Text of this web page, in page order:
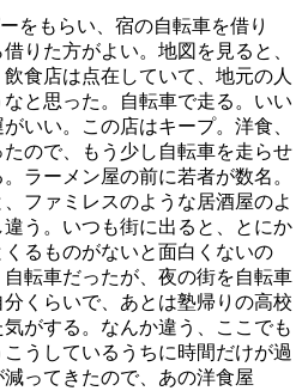
をもらい、宿の自転車を借り
りた方がよい。地図を見ると、
食店は点在していて、地元の人
と思った。自転車で走る。いい
いい。この店はキープ。洋食、
ので、もう少し自転車を走らせ
ラーメン屋の前に若者が数名。
ファミレスのような居酒屋のよ
う。いつも街に出ると、とにか
るものがないと面白くないの
転車だったが、夜の街を自転車
くらいで、あとは塾帰りの高校
がする。なんか違う、ここでも
うしているうちに時間だけが過
ってきたので、あの洋食屋